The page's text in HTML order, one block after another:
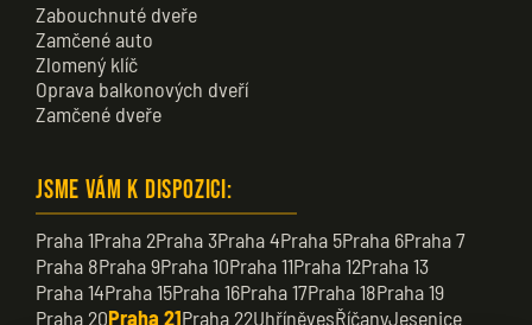
Zabouchnuté dveře
Zamčené auto
Zlomený klíč
Oprava balkonových dveří
Zamčené dveře
Jsme vám k dispozici:
Praha 1Praha 2Praha 3Praha 4Praha 5Praha 6Praha 7
Praha 8Praha 9Praha 10Praha 11Praha 12Praha 13
Praha 14Praha 15Praha 16Praha 17Praha 18Praha 19
Praha 20Praha 21Praha 22UhříněvesŘíčanyJesenice